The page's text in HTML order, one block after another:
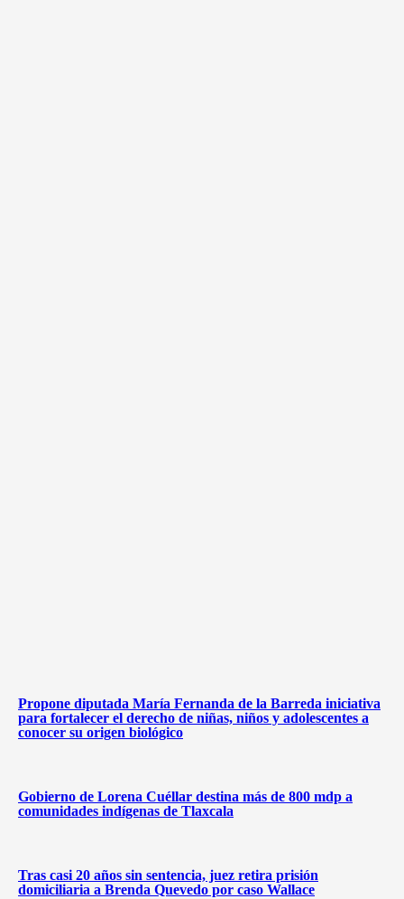
Propone diputada María Fernanda de la Barreda iniciativa
para fortalecer el derecho de niñas, niños y adolescentes a
conocer su origen biológico
Gobierno de Lorena Cuéllar destina más de 800 mdp a
comunidades indígenas de Tlaxcala
Tras casi 20 años sin sentencia, juez retira prisión
domiciliaria a Brenda Quevedo por caso Wallace